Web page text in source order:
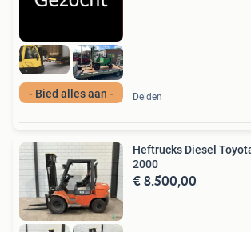
- Bied alles aan - Delden
Heftrucks Diesel
2000
€ 8.500,00